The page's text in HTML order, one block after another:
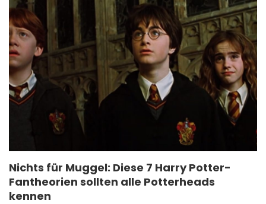
Nichts für Muggel: Diese 7 Harry Potter-
Fantheorien sollten alle Potterheads
kennen